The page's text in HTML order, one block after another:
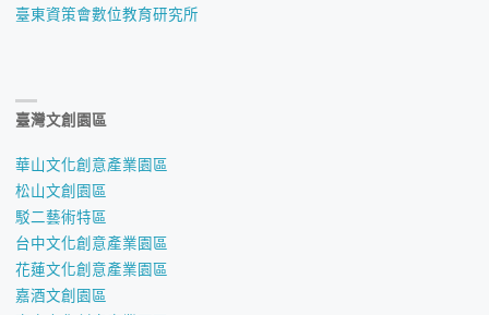
臺東資策會數位教育研究所
臺灣文創園區
華山文化創意產業園區
松山文創園區
駁二藝術特區
台中文化創意產業園區
花蓮文化創意產業園區
嘉酒文創園區